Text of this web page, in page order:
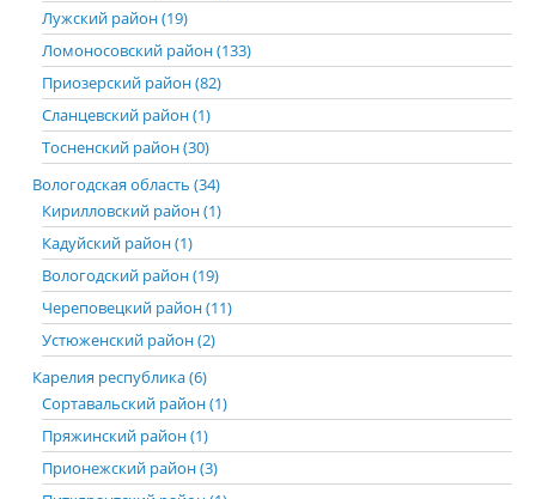
Лужский район (19)
Ломоносовский район (133)
Приозерский район (82)
Сланцевский район (1)
Тосненский район (30)
Вологодская область (34)
Кирилловский район (1)
Кадуйский район (1)
Вологодский район (19)
Череповецкий район (11)
Устюженский район (2)
Карелия республика (6)
Сортавальский район (1)
Пряжинский район (1)
Прионежский район (3)